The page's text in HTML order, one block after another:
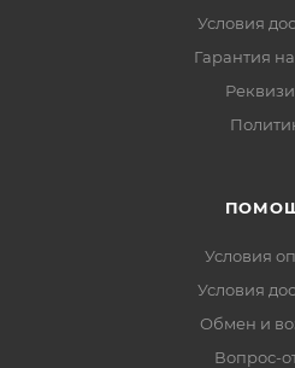
Условия
Гарантия
Условия
Условия
Обмен и
Вопрос-